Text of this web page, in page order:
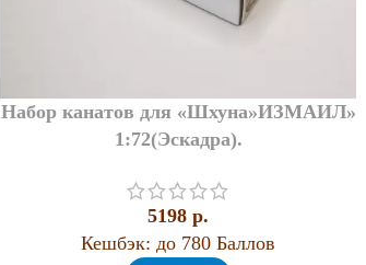
Набор канатов для «Шхуна»ИЗМАИЛ»
1:72(Эскадра).
5198 p.
Кешбэк: до 780 Баллов